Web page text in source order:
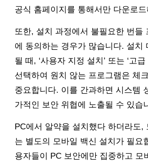
공식 홈페이지를 통해서만 다운로
또한, 설치 과정에서 불필요한 번들
에 동의하는 경우가 많습니다. 설치
될 때, ‘사용자 지정 설치’ 또는 ‘고
선택하여 원치 않는 프로그램은 체
중요합니다. 이를 간과하면 시스템
가적인 보안 위협에 노출될 수 있습
PC에서 알약을 설치했다 하더라도,
는 별도의 모바일 백신 설치가 필요
용자들이 PC 보안에만 집중하고 모